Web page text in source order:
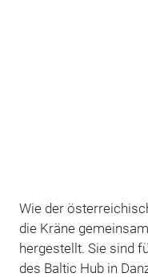
Wie der
die Kräne
hergestellt. Sie sind
des Baltic Hub in